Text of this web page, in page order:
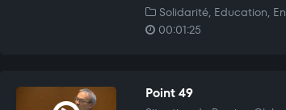
Solidarité, Education,
00:01:25
Point 49